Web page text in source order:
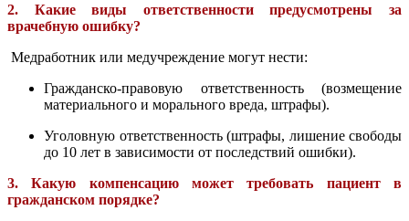
2. Какие виды ответственности предусмотрены за
врачебную ошибку?
Медработник или медучреждение могут нести:
Гражданско-правовую ответственность (возмещение
материального и морального вреда, штрафы).
Уголовную ответственность (штрафы, лишение свободы
до 10 лет в зависимости от последствий ошибки).
3. Какую компенсацию может требовать пациент в
гражданском порядке?